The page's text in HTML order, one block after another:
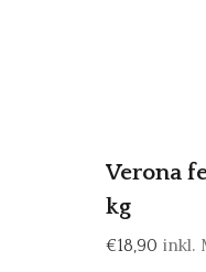
Verona
kg
€18,90 inkl.